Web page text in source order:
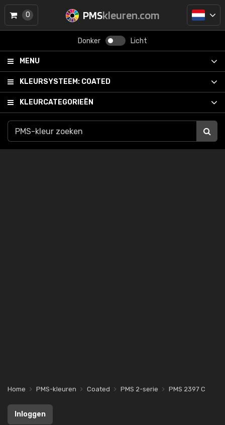
PMSkleuren.com
Donker Licht
MENU
KLEURSYSTEEM: COATED
KLEURCATEGORIEËN
0
Home PMS-kleuren Coated PMS 2-serie PMS 2397 C
Inloggen